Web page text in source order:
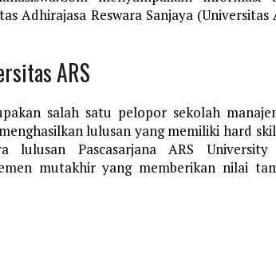
Adhirajasa Reswara Sanjaya
ARS
salah satu pelopor sekolah
lulusan yang memiliki hard
lulusan Pascasarjana ARS
mutakhir yang memberikan nilai